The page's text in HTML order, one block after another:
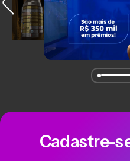
Cadastre-